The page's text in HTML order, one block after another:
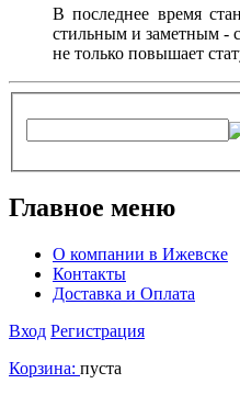
В последнее время
стильным и заметным -
не только повышает
Главное меню
О компании в Ижевске
Контакты
Доставка и Оплата
Вход Регистрация
Корзина: пуста